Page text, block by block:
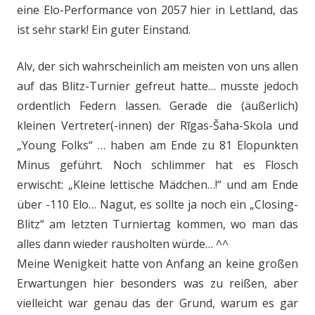
eine Elo-Performance von 2057 hier in Lettland, das
ist sehr stark! Ein guter Einstand.
Alv, der sich wahrscheinlich am meisten von uns allen
auf das Blitz-Turnier gefreut hatte… musste jedoch
ordentlich Federn lassen. Gerade die (äußerlich)
kleinen Vertreter(-innen) der Rīgas-Šaha-Skola und
„Young Folks“ … haben am Ende zu 81 Elopunkten
Minus geführt. Noch schlimmer hat es Flosch
erwischt: „Kleine lettische Mädchen…!“ und am Ende
über -110 Elo… Nagut, es sollte ja noch ein „Closing-
Blitz“ am letzten Turniertag kommen, wo man das
alles dann wieder rausholten würde… ^^
Meine Wenigkeit hatte von Anfang an keine großen
Erwartungen hier besonders was zu reißen, aber
vielleicht war genau das der Grund, warum es gar